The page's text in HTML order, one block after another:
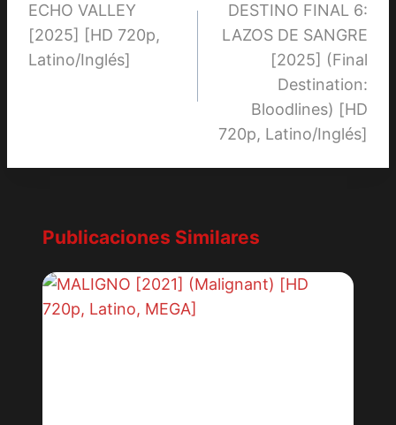
de
entradas
ECHO VALLEY
[2025] [HD 720p,
Latino/Inglés]
DESTINO FINAL 6:
LAZOS DE SANGRE
[2025] (Final
Destination:
Bloodlines) [HD
720p, Latino/Inglés]
Publicaciones Similares